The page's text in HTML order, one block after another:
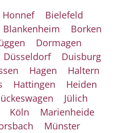
Honnef
Bielefeld
Blankenheim
Borken
Dormagen
Düsseldorf
Duisburg
Hagen
Haltern
Hattingen
Heiden
Jülich
Köln
Marienheide
Münster